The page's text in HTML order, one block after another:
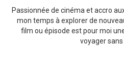
Passionnée de cinéma et accro
mon temps à explorer de
film ou épisode est pour moi
voyager sans